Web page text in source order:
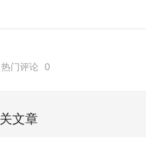
4、调整参数:有些声控传感器可能
感器的触发效果。
热门评论 0
文章